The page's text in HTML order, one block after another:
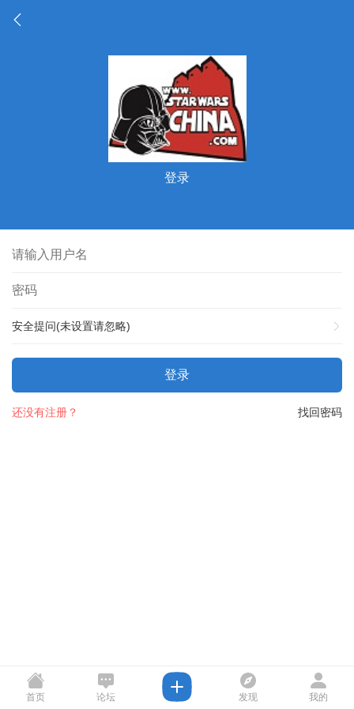
登录
安全提问(未设置请忽略)
登录
找回密码
还没有注册？
首页 论坛 发现 我的